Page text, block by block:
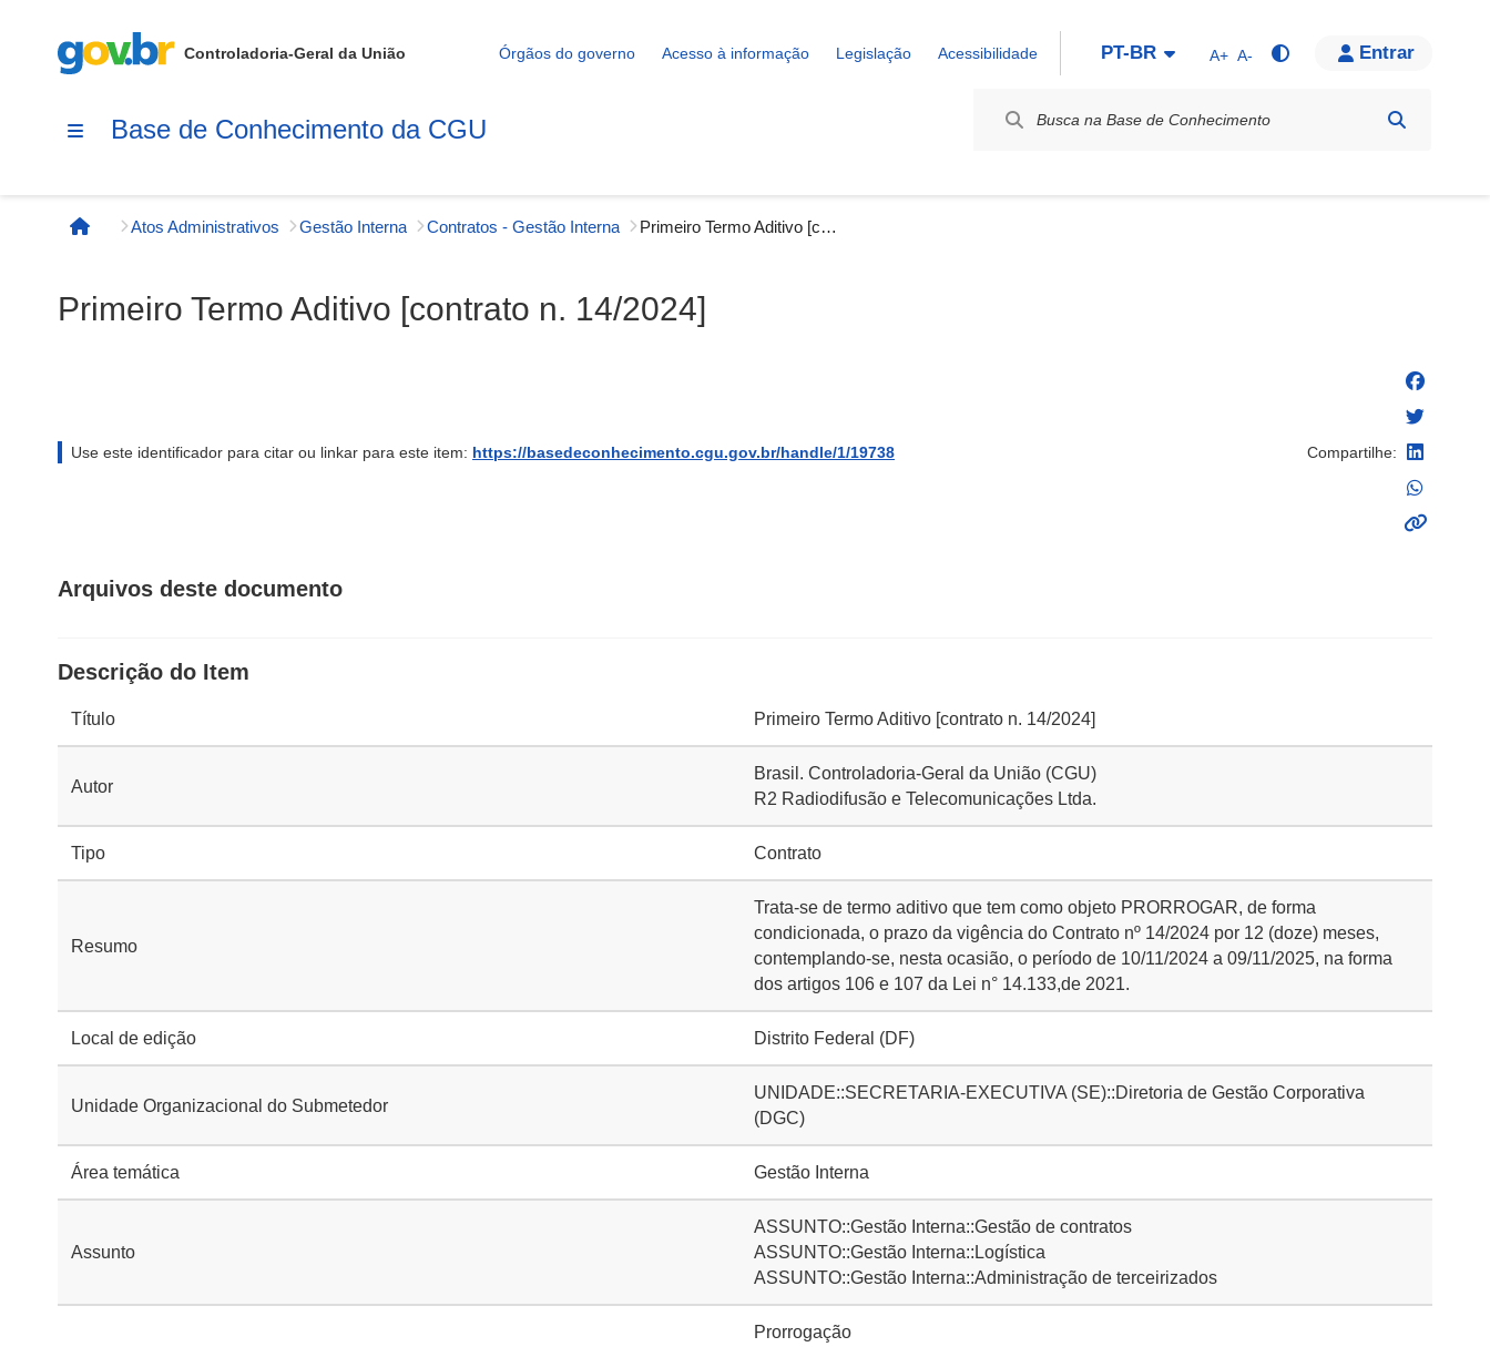
Controladoria-Geral da União Órgãos do governo Acesso à informação Legislação Acessibilidade PT-BR A+ A- Entrar
Base de Conhecimento da CGU
Página inicial
Atos Administrativos Gestão Interna Contratos - Gestão Interna Primeiro Termo Aditivo [contrato n. 14/2024]
Primeiro Termo Aditivo [contrato n. 14/2024]
Use este identificador para citar ou linkar para este item: https://basedeconhecimento.cgu.gov.br/handle/1/19738 Compartilhe:
Arquivos deste documento
Descrição do Item
Título Primeiro Termo Aditivo [contrato n. 14/2024]
Autor
Brasil. Controladoria-Geral da União (CGU)
R2 Radiodifusão e Telecomunicações Ltda.
Tipo Contrato
Resumo
Trata-se de termo aditivo que tem como objeto PRORROGAR, de forma
condicionada, o prazo da vigência do Contrato nº 14/2024 por 12 (doze) meses,
contemplando-se, nesta ocasião, o período de 10/11/2024 a 09/11/2025, na forma
dos artigos 106 e 107 da Lei n° 14.133,de 2021.
Local de edição Distrito Federal (DF)
Unidade Organizacional do Submetedor
UNIDADE::SECRETARIA-EXECUTIVA (SE)::Diretoria de Gestão Corporativa
(DGC)
Área temática Gestão Interna
Assunto
ASSUNTO::Gestão Interna::Gestão de contratos
ASSUNTO::Gestão Interna::Logística
ASSUNTO::Gestão Interna::Administração de terceirizados
Prorrogação